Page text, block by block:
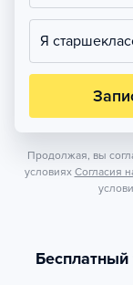
Я
Продолжая, вы
условиях Согласия